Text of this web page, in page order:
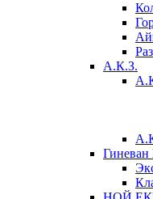
А.К.З.
Гиневан